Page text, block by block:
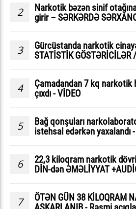
2
Narkotik bəzən sinif
girir – SƏRKƏRDƏ
3
Gürcüstanda narkotik
STATİSTİK GÖSTƏRİCİLƏR
4
Çamadandan 7 kq
çıxdı - VİDEO
5
Bağ qonşuları
istehsal edərkən yaxalandı
6
22,3 kiloqram narkotik
DİN-dən ƏMƏLİYYAT
7
ÖTƏN GÜN 38 KİLOQRAM